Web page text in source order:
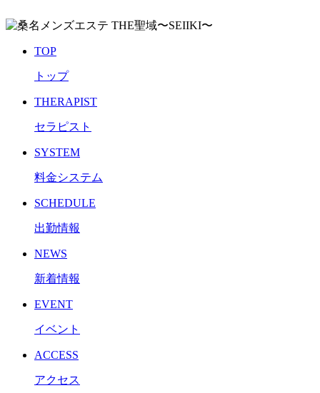
TOP
トップ
THERAPIST
セラピスト
SYSTEM
料金システム
SCHEDULE
出勤情報
NEWS
新着情報
EVENT
イベント
ACCESS
アクセス